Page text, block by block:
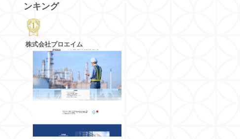
ンキング
株式会社プロエイム